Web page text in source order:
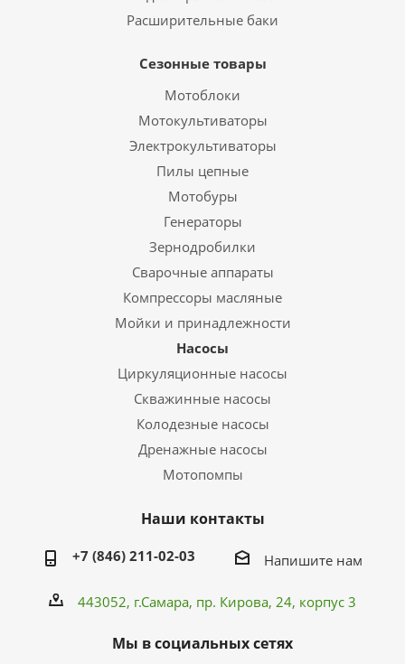
Расширительные баки
Сезонные товары
Мотоблоки
Мотокультиваторы
Электрокультиваторы
Пилы цепные
Мотобуры
Генераторы
Зернодробилки
Сварочные аппараты
Компрессоры масляные
Мойки и принадлежности
Насосы
Циркуляционные насосы
Скважинные насосы
Колодезные насосы
Дренажные насосы
Мотопомпы
Наши контакты
+7 (846) 211-02-03 Напишите нам
443052, г.Самара, пр. Кирова, 24, корпус 3
Мы в социальных сетях